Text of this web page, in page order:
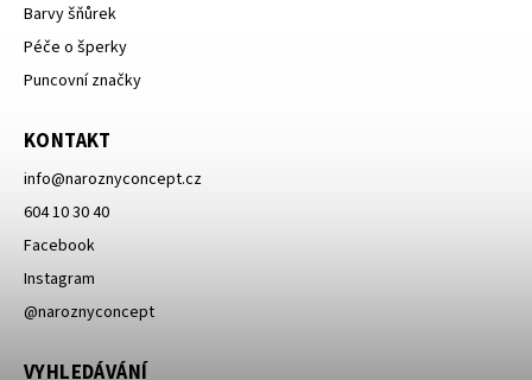
Barvy šňůrek
Péče o šperky
Puncovní značky
KONTAKT
info@naroznyconcept.cz
604 10 30 40
Facebook
Instagram
@naroznyconcept
VYHLEDÁVÁNÍ